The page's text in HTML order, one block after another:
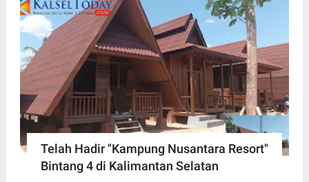
Telah Hadir "Kampung Nusantara Resort"
Bintang 4 di Kalimantan Selatan